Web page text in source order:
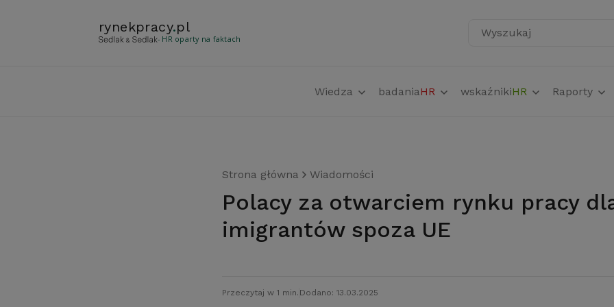
rynekpracy.pl
- HR oparty na faktach Wyszukaj
Wiedza badaniaHR wskaźnikiHR Raporty
Strona główna Wiadomości
Polacy za otwarciem rynku pracy dla
imigrantów spoza UE
Przeczytaj w 1 min. Dodano: 13.03.2025